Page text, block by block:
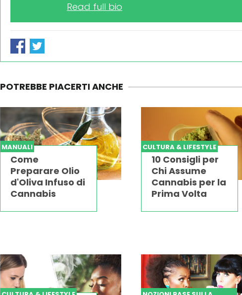
Read full bio
POTREBBE PIACERTI ANCHE
MANUALI
Come
Preparare Olio
d'Oliva Infuso di
Cannabis
CULTURA & LIFESTYLE
10 Consigli per
Chi Assume
Cannabis per la
Prima Volta